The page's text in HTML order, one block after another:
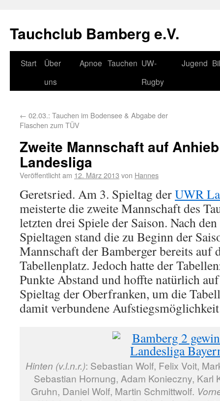
Tauchclub Bamberg e.V.
Start
Über
uns
Apnoe Tauchen UW-
Rugby
Jugend
← 02.03.: Tauchen im Bodensee & Abgabe der
Flaschen zum TÜV
Zweite Mannschaft auf
Landesliga
Veröffentlicht am 12. März 2013 von Hannes
Geretsried. Am 3. Spieltag derUWR
meisterte die zweite Mannschaft des
letzten drei Spiele der Saison. Nach
Spieltagen stand die zu Beginn der
Mannschaft der Bamberger bereits auf
Tabellenplatz. Jedoch hatte der
Punkte Abstand und hoffte natürlich
Spieltag der Oberfranken, um die
damit verbundene
Hinten (v.l.n.r.): Sebastian Wolf, Felix Voit,
Sebastian Hornung, Adam Konieczny, Karl
Gruhn, Daniel Wolf, Martin Schmittwolf.